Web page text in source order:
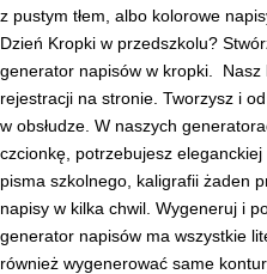
z pustym tłem, albo kolorowe
Dzień Kropki w przedszkolu?
generator napisów w kropki.
Nasz
rejestracji na stronie. Tworzysz i
w obsłudze. W naszych
czcionkę, potrzebujesz
pisma szkolnego, kaligrafii żaden
napisy w kilka chwil. Wygeneruj i
generator napisów ma wszystkie
również wygenerować same